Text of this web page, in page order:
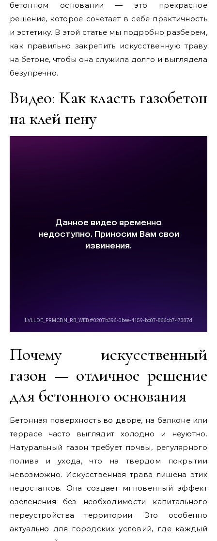
бетонном основании — это прекрасное
решение, которое сочетает в себе практичность
и эстетику. В этой статье мы подробно разберем,
как правильно закрепить искусственную траву
на бетоне, чтобы она служила долго и выглядела
безупречно.
Видео: Как класть газобетон
на клей пену
Почему искусственный
газон — отличное решение
для бетонного основания
Бетонная поверхность во дворе, на балконе или
террасе часто выглядит холодно и неуютно.
Натуральный газон требует почвы, регулярного
полива и ухода, что на твердом покрытии
невозможно. Искусственная трава лишена этих
недостатков. Она создает мгновенный эффект
озеленения без необходимости капитального
переустройства территории. Это особенно
актуально для городских условий, где каждый